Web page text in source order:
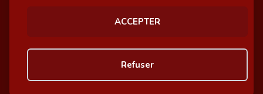
ACCEPTER
Refuser
© GazetteSports - 2026 | Site internet réalisé par
Awelty